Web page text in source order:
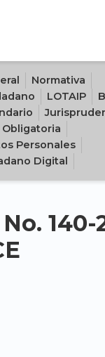
Normativa
LOTAIP
Personales
Digital
140-